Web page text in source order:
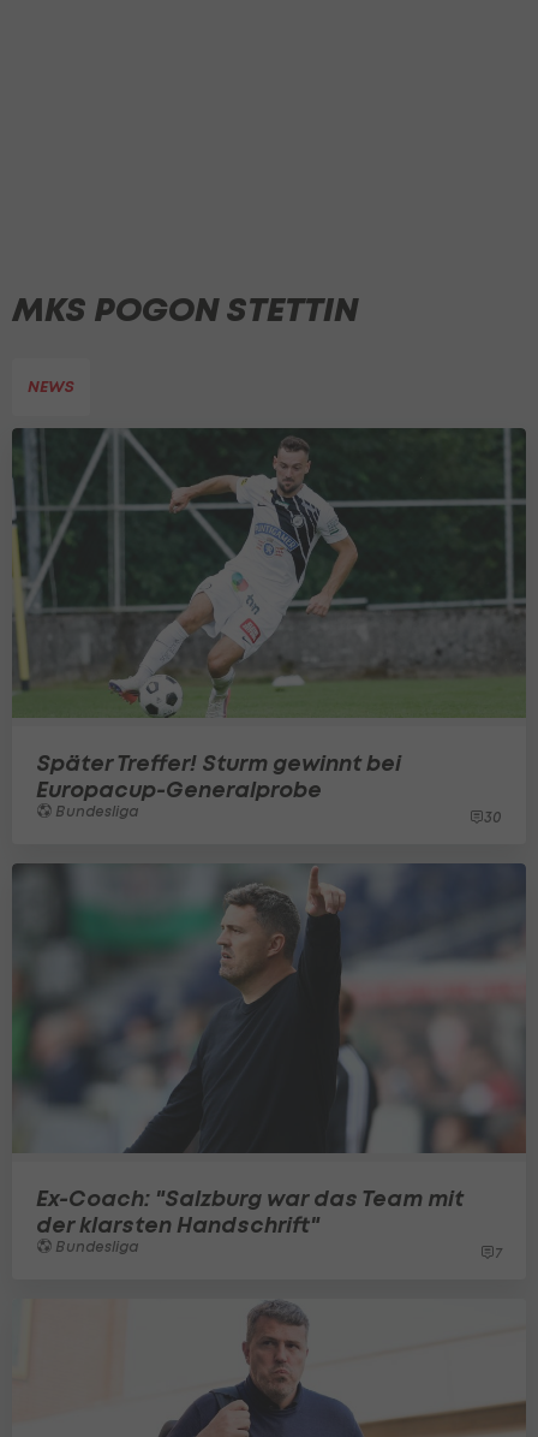
MKS POGON STETTIN
NEWS
Später Treffer! Sturm gewinnt bei
Europacup-Generalprobe
Bundesliga 30
Ex-Coach: "Salzburg war das Team mit
der klarsten Handschrift"
Bundesliga 7